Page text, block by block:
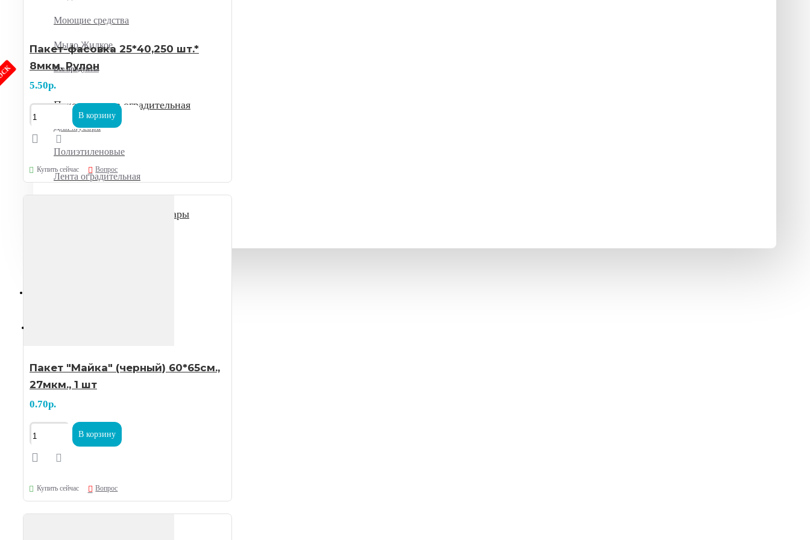
Моющие средства
Мыло Жидкое
Все продукты
Пакеты, лента оградительная
Для мусора
Полиэтиленовые
Лента оградительная
Бумага офисная, канцтовары
Пакет-фасовка 25*40,250 шт.*
8мкм. Рулон
5.50р.
В корзину
Купить сейчас Вопрос
Пакет "Майка" (черный) 60*65см.,
27мкм., 1 шт
0.70р.
В корзину
Купить сейчас Вопрос